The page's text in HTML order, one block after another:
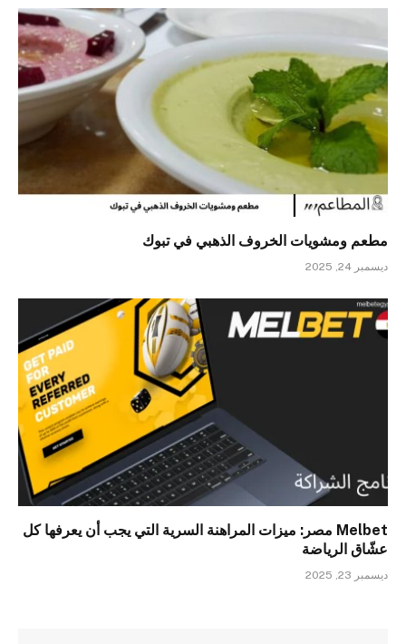
مطعم ومشويات الخروف الذهبي في تبوك
ديسمبر 24, 2025
Melbet مصر: ميزات المراهنة السرية التي يجب أن يعرفها كل
عشّاق الرياضة
ديسمبر 23, 2025